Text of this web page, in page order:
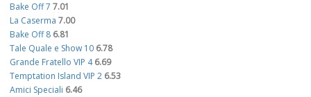
Bake Off 7 7.01
La Caserma 7.00
Bake Off 8 6.81
Tale Quale e Show 10 6.78
Grande Fratello VIP 4 6.69
Temptation Island VIP 2 6.53
Amici Speciali 6.46